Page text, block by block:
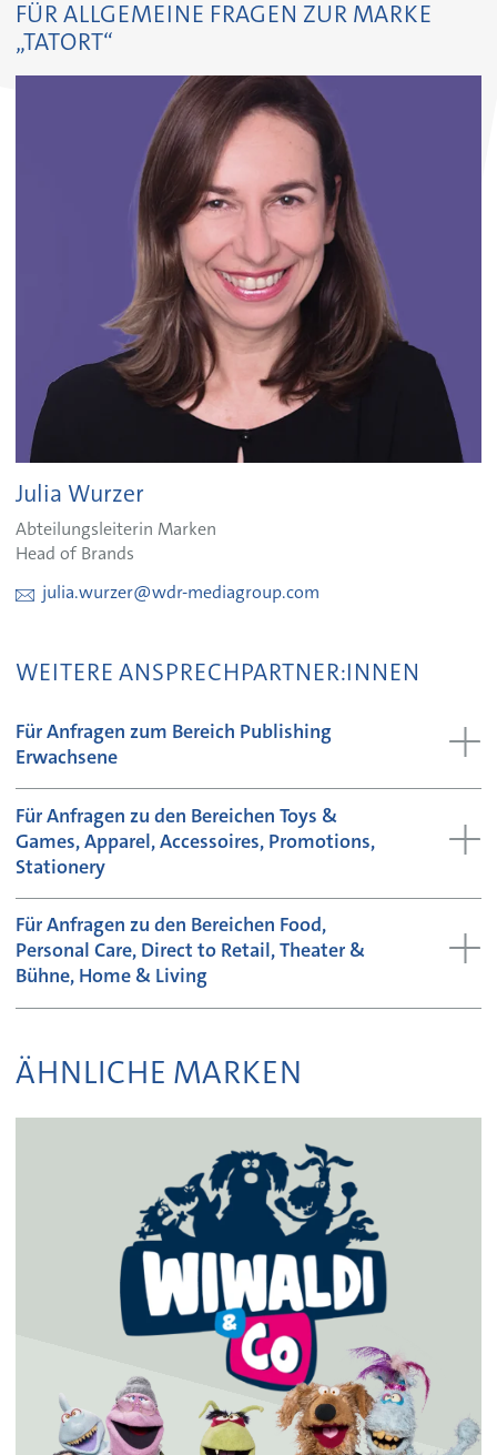
FÜR ALLGEMEINE FRAGEN ZUR MARKE
„TATORT“
Julia Wurzer
Abteilungsleiterin Marken
Head of Brands
julia.wurzer@wdr-mediagroup.com
WEITERE ANSPRECHPARTNER:INNEN
Für Anfragen zum Bereich Publishing
Erwachsene
Für Anfragen zu den Bereichen Toys &
Games, Apparel, Accessoires, Promotions,
Stationery
Für Anfragen zu den Bereichen Food,
Personal Care, Direct to Retail, Theater &
Bühne, Home & Living
ÄHNLICHE MARKEN